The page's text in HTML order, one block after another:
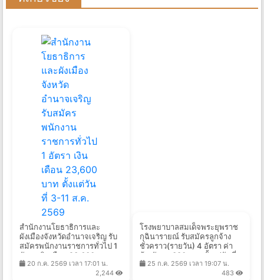
สำนักงานโยธาธิการและ
ผังเมืองจังหวัดอำนาจเจริญ รับ
สมัครพนักงานราชการทั่วไป 1
อัตรา เงินเดือน 23,600 บาท
ตั้งแต่วันที่ 3-11 ส.ค. 2569
20 ก.ค. 2569 เวลา 17:01 น.
2,244
โรงพยาบาลสมเด็จพระยุพราช
กุฉินารายณ์ รับสมัครลูกจ้าง
ชั่วคราว(รายวัน) 4 อัตรา ค่า
จ้างวันละ 380 บาท ตั้งแต่วันที่
27 ก.ค. - 20 ส.ค. 2569
25 ก.ค. 2569 เวลา 19:07 น.
483